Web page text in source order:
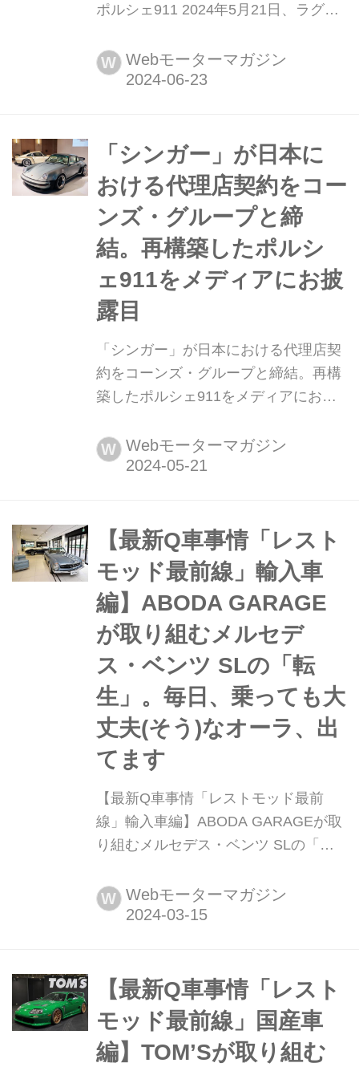
ポルシェ911 2024年5月21日、ラグジ
(SINGER)」は、日本におけるレスト
ア依頼をサポートするパートナーシッ
シェ911を2台、メディアに公開した。
そのディテールを写真で紹介しよう...
W Webモーターマガジン
「シンガー」が日本に
おける代理店契約をコー
ンズ・グループと締
結。再構築したポルシ
ェ911をメディアにお披
露目
「シンガー」が日本における代理店契
約をコーンズ・グループと締結。再構
築したポルシェ911をメディアにお披
を拠点とするラグジュアリー スペシャ
リストの「シンガー(SINGER)」は、
ズ・グループと締結したことを発表。
同社が再構築したポルシェ911を2台、
メディアに公開した。
W Webモーターマガジン
【最新Q車事情「レスト
モッド最前線」輸入車
編】ABODA GARAGE
が取り組むメルセデ
ス・ベンツ SLの「転
生」。毎日、乗っても大
丈夫(そう)なオーラ、出
てます
【最新Q車事情「レストモッド最前
線」輸入車編】ABODA GARAGEが取
り組むメルセデス・ベンツ SLの「転
オーラ、出てます さまざまな事業を通
して「スマートラグジュアリー」な日
扱っているのは、50~60年代のメルセ
デス・ベンツSLシリーズ。レストアと
しての完成度の高さはもちろん、細部
にわたって「使える」アレンジも盛り
W Webモーターマガジン
【最新Q車事情「レスト
モッド最前線」国産車
編】TOM’Sが取り組む